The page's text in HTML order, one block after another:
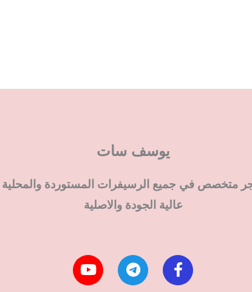
يوسف سات
متخصص في جميع الرسيفرات المستوردة والمحلية
عالية الجودة والاصلية